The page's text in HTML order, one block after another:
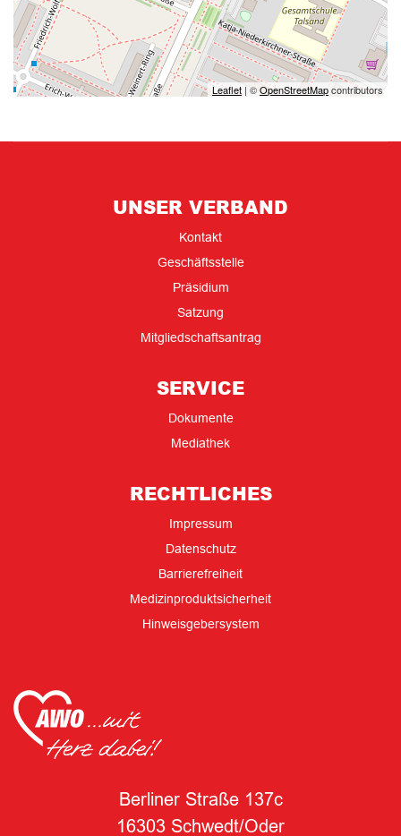
Leaflet | ©OpenStreetMapcontributors
UNSER VERBAND
Kontakt
Geschäftsstelle
Präsidium
Satzung
Mitgliedschaftsantrag
SERVICE
Dokumente
Mediathek
RECHTLICHES
Impressum
Datenschutz
Barrierefreiheit
Medizinproduktsicherheit
Hinweisgebersystem
Berliner Straße 137c
16303 Schwedt/Oder